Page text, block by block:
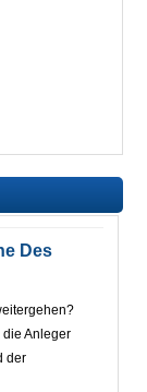
Des
die Anleger
der